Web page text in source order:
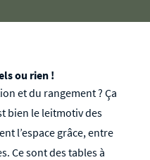
ou rien !
et du rangement ? Ça
bien le leitmotiv des
l’espace grâce, entre
Ce sont des tables à